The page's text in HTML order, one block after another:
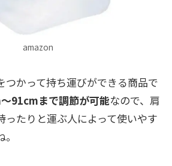
amazon
つかって持ち運びができる商品で
91cmまで調節が可能なので、肩
ったりと運ぶ人によって使いやす